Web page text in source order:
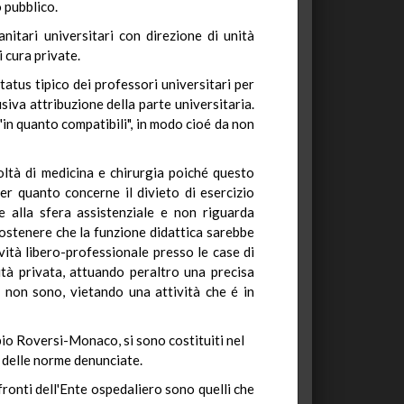
universitari con direzione di unità
cura private.
tipico dei professori universitari per
attribuzione della parte universitaria.
quanto compatibili", in modo cioé da non
di medicina e chirurgia poiché questo
quanto concerne il divieto di esercizio
alla sfera assistenziale e non riguarda
che la funzione didattica sarebbe
libero-professionale presso le case di
privata, attuando peraltro una precisa
sono, vietando una attività che é in
Roversi-Monaco, si sono costituiti nel
norme denunciate.
dell'Ente ospedaliero sono quelli che